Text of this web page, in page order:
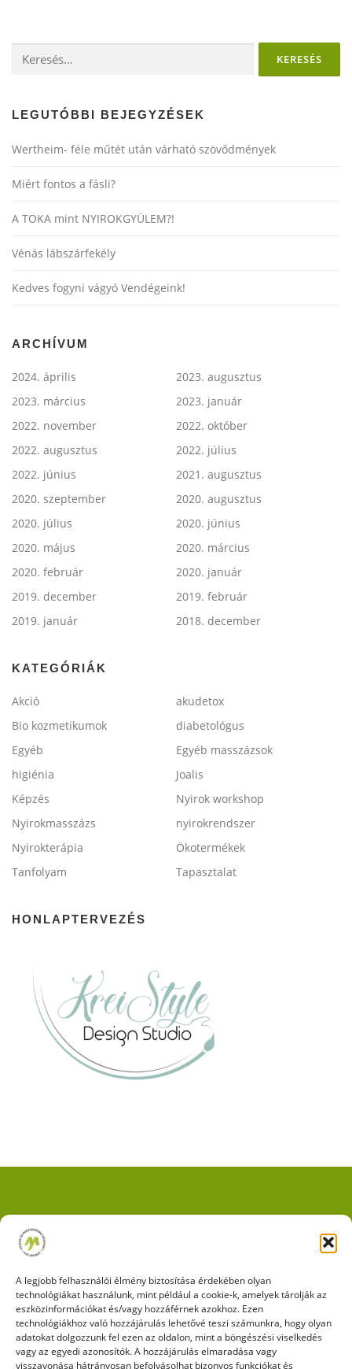
A legjobb felhasználói élmény biztosítása érdekében olyan
technológiákat használunk, mint például a cookie-k, amelyek tárolják az
eszközinformációkat és/vagy hozzáférnek azokhoz. Ezen
technológiákhoz való hozzájárulás lehetővé teszi számunkra, hogy olyan
adatokat dolgozzunk fel ezen az oldalon, mint a böngészési viselkedés
vagy az egyedi azonosítók. A hozzájárulás elmaradása vagy
visszavonása hátrányosan befolyásolhat bizonyos funkciókat és
LEGUTÓBBI BEJEGYZÉSEK
Wertheim- féle műtét után várható szövődmények
Miért fontos a fásli?
A TOKA mint NYIROKGYÜLEM?!
Vénás lábszárfekély
Kedves fogyni vágyó Vendégeink!
ARCHÍVUM
2024. április
2023. augusztus
2023. március
2023. január
2022. november
2022. október
2022. augusztus
2022. július
2022. június
2021. augusztus
2020. szeptember
2020. augusztus
2020. július
2020. június
2020. május
2020. március
2020. február
2020. január
2019. december
2019. február
2019. január
2018. december
KATEGÓRIÁK
Akció
akudetox
Bio kozmetikumok
diabetológus
Egyéb
Egyéb masszázsok
higiénia
Joalis
Képzés
Nyirok workshop
Nyirokmasszázs
nyirokrendszer
Nyirokterápia
Ökotermékek
Tanfolyam
Tapasztalat
HONLAPTERVEZÉS
KÖVESSEN MINKET A FACEBOOKON IS!